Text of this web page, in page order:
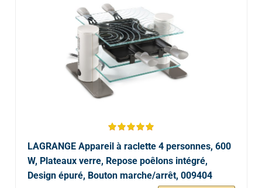
LAGRANGE Appareil à raclette 4 personnes, 600
W, Plateaux verre, Repose poêlons intégré,
Design épuré, Bouton marche/arrêt, 009404